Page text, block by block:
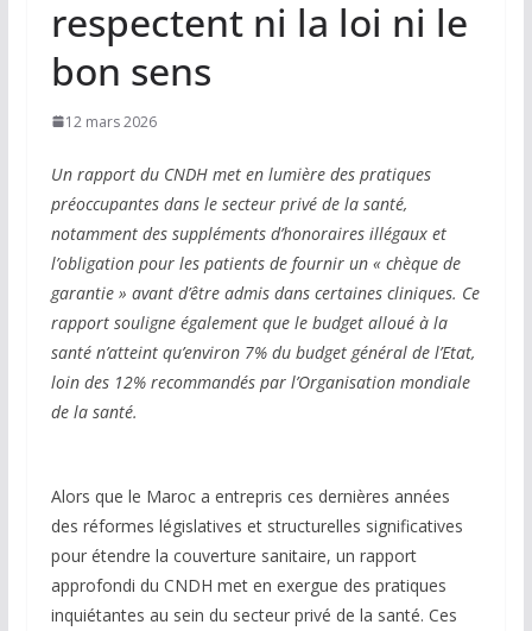
respectent ni la loi ni le
bon sens
12 mars 2026
Un rapport du CNDH met en lumière des pratiques
préoccupantes dans le secteur privé de la santé,
notamment des suppléments d’honoraires illégaux et
l’obligation pour les patients de fournir un « chèque de
garantie » avant d’être admis dans certaines cliniques. Ce
rapport souligne également que le budget alloué à la
santé n’atteint qu’environ 7% du budget général de l’Etat,
loin des 12% recommandés par l’Organisation mondiale
de la santé.
Alors que le Maroc a entrepris ces dernières années
des réformes législatives et structurelles significatives
pour étendre la couverture sanitaire, un rapport
approfondi du CNDH met en exergue des pratiques
inquiétantes au sein du secteur privé de la santé. Ces